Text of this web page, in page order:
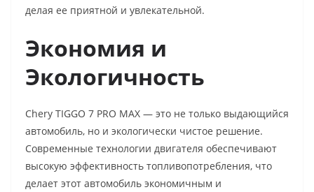
делая ее приятной и увлекательной.
Экономия и
Экологичность
Chery TIGGO 7 PRO MAX — это не только выдающийся
автомобиль, но и экологически чистое решение.
Современные технологии двигателя обеспечивают
высокую эффективность топливопотребления, что
делает этот автомобиль экономичным и